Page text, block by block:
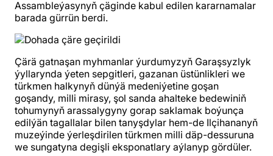
Assambleýasynyň çäginde kabul edilen kararnamalar
barada gürrün berdi.
Çärä gatnaşan myhmanlar ýurdumyzyň Garaşsyzlyk
ýyllarynda ýeten sepgitleri, gazanan üstünlikleri we
türkmen halkynyň dünýä medeniýetine goşan
goşandy, milli mirasy, şol sanda ahalteke bedewiniň
tohumynyň arassalygyny gorap saklamak boýunça
edilýän tagallalar bilen tanyşdylar hem-de Ilçihananyň
muzeýinde ýerleşdirilen türkmen milli däp-dessuruna
we sungatyna degişli eksponatlary aýlanyp gördüler.